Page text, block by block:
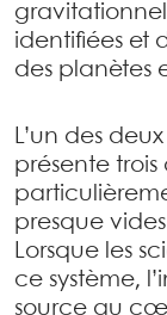
identifiées et
des planètes
L’un des
présente
presque
Lorsque les
ce système,
source au